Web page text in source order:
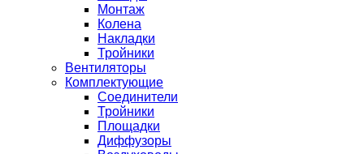
Монтаж
Колена
Накладки
Тройники
Вентиляторы
Комплектующие
Соединители
Тройники
Площадки
Диффузоры